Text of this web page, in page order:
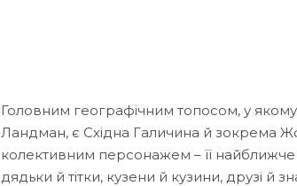
Головним географічним топосом, у якому
Ландман, є Східна Галичина й зокрема
колективним персонажем – її найближче
дядьки й тітки, кузени й кузини, друзі й